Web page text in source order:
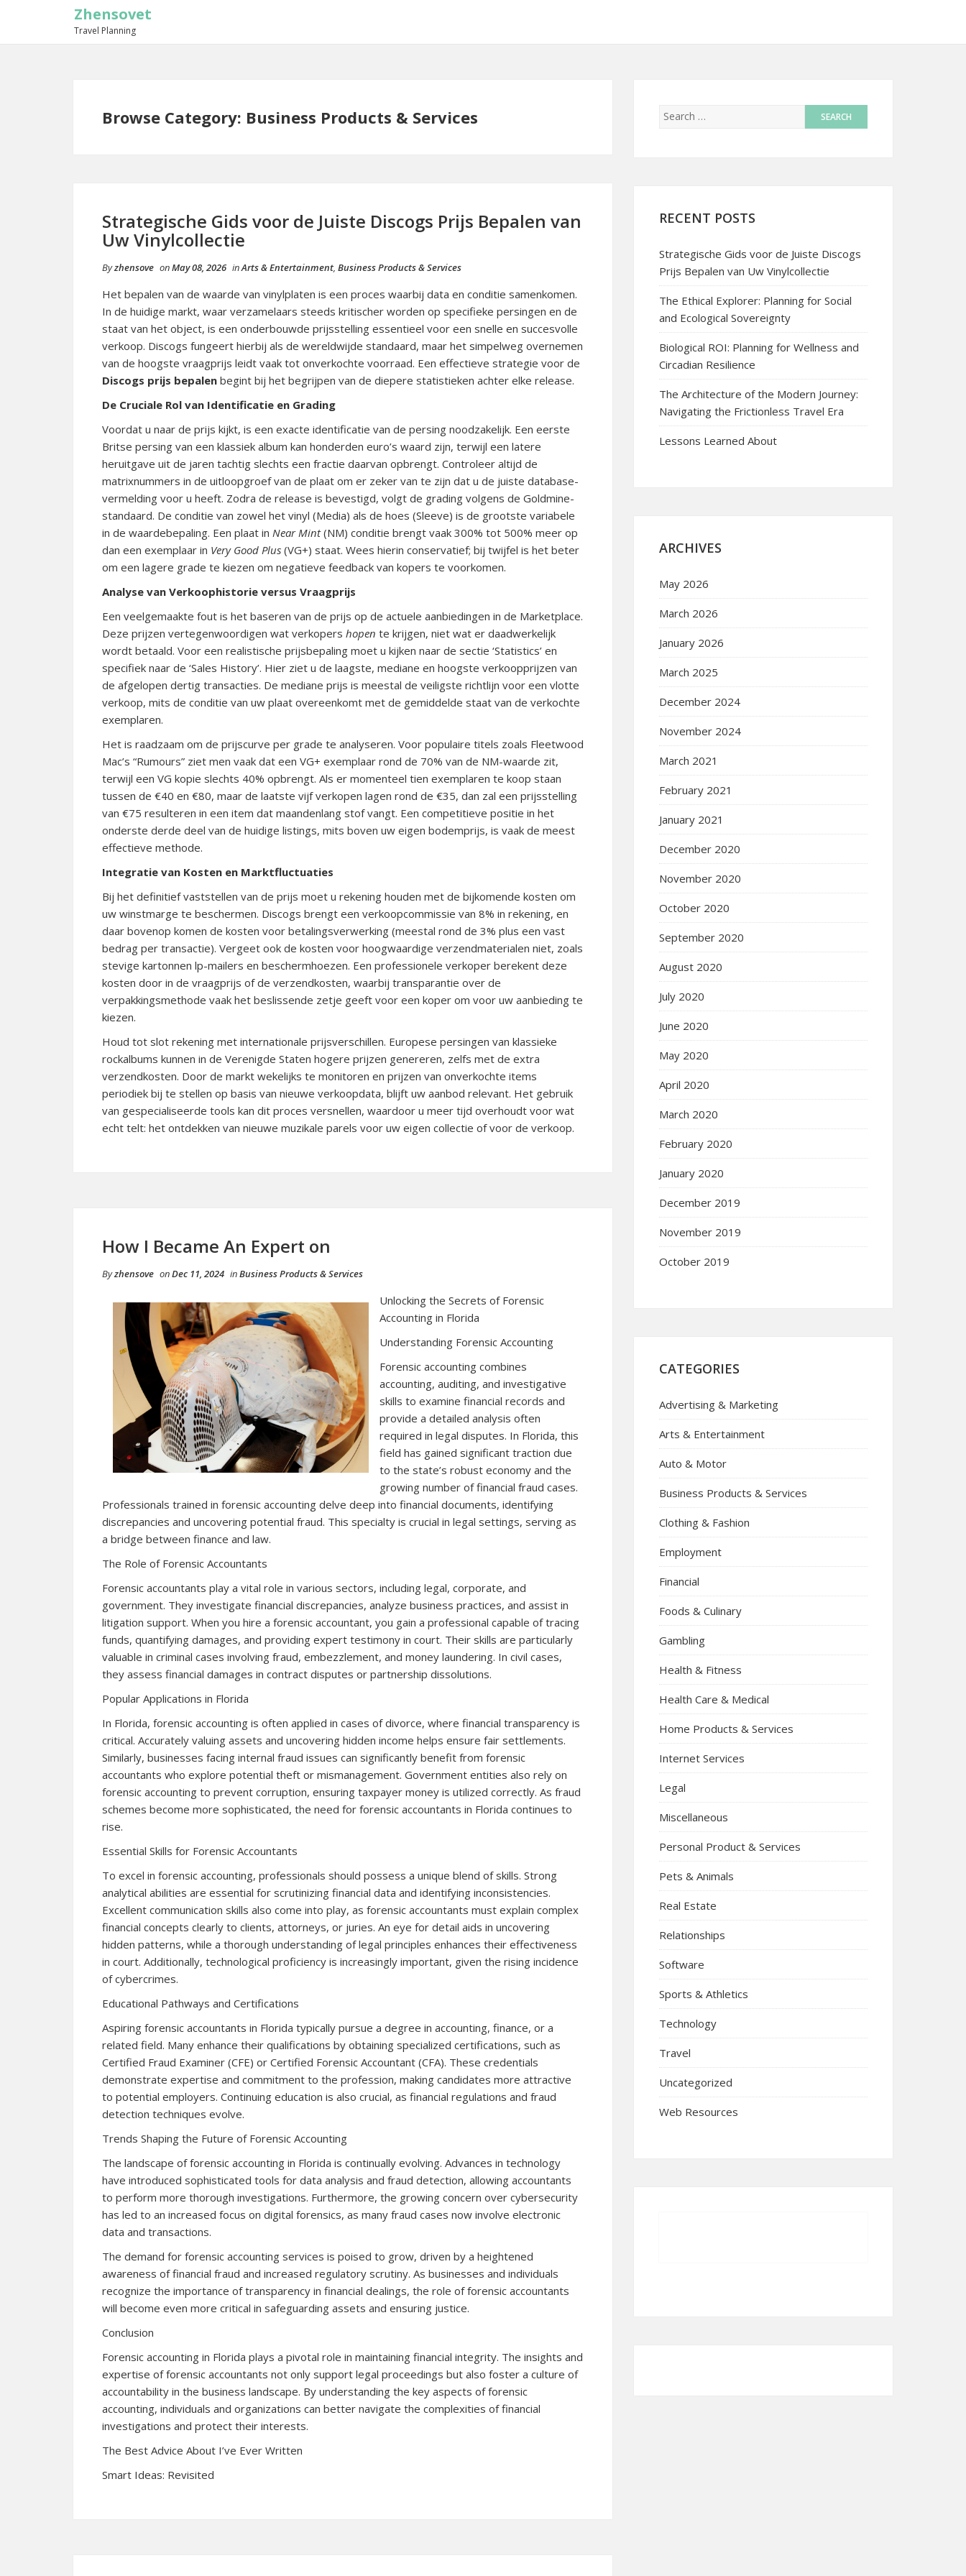
Zhensovet
Travel Planning
Browse Category: Business Products & Services
Strategische Gids voor de Juiste Discogs Prijs Bepalen van
Uw Vinylcollectie
Byzhensove onMay 08, 2026 inArts & Entertainment, Business Products & Services
Het bepalen van de waarde van vinylplaten is een proces waarbij data en conditie samenkomen.
In de huidige markt, waar verzamelaars steeds kritischer worden op specifieke persingen en de
staat van het object, is een onderbouwde prijsstelling essentieel voor een snelle en succesvolle
verkoop. Discogs fungeert hierbij als de wereldwijde standaard, maar het simpelweg overnemen
van de hoogste vraagprijs leidt vaak tot onverkochte voorraad. Een effectieve strategie voor de
Discogs prijs bepalen begint bij het begrijpen van de diepere statistieken achter elke release.
De Cruciale Rol van Identificatie en Grading
Voordat u naar de prijs kijkt, is een exacte identificatie van de persing noodzakelijk. Een eerste
Britse persing van een klassiek album kan honderden euro’s waard zijn, terwijl een latere
heruitgave uit de jaren tachtig slechts een fractie daarvan opbrengt. Controleer altijd de
matrixnummers in de uitloopgroef van de plaat om er zeker van te zijn dat u de juiste database-
vermelding voor u heeft. Zodra de release is bevestigd, volgt de grading volgens de Goldmine-
standaard. De conditie van zowel het vinyl (Media) als de hoes (Sleeve) is de grootste variabele
in de waardebepaling. Een plaat in Near Mint(NM) conditie brengt vaak 300% tot 500% meer op
dan een exemplaar in Very Good Plus (VG+) staat. Wees hierin conservatief; bij twijfel is het beter
om een lagere grade te kiezen om negatieve feedback van kopers te voorkomen.
Analyse van Verkoophistorie versus Vraagprijs
Een veelgemaakte fout is het baseren van de prijs op de actuele aanbiedingen in de Marketplace.
Deze prijzen vertegenwoordigen wat verkopers hopen te krijgen, niet wat er daadwerkelijk
wordt betaald. Voor een realistische prijsbepaling moet u kijken naar de sectie ‘Statistics’ en
specifiek naar de ‘Sales History’. Hier ziet u de laagste, mediane en hoogste verkoopprijzen van
de afgelopen dertig transacties. De mediane prijs is meestal de veiligste richtlijn voor een vlotte
verkoop, mits de conditie van uw plaat overeenkomt met de gemiddelde staat van de verkochte
exemplaren.
Het is raadzaam om de prijscurve per grade te analyseren. Voor populaire titels zoals Fleetwood
Mac’s “Rumours” ziet men vaak dat een VG+ exemplaar rond de 70% van de NM-waarde zit,
terwijl een VG kopie slechts 40% opbrengt. Als er momenteel tien exemplaren te koop staan
tussen de €40 en €80, maar de laatste vijf verkopen lagen rond de €35, dan zal een prijsstelling
van €75 resulteren in een item dat maandenlang stof vangt. Een competitieve positie in het
onderste derde deel van de huidige listings, mits boven uw eigen bodemprijs, is vaak de meest
effectieve methode.
Integratie van Kosten en Marktfluctuaties
Bij het definitief vaststellen van de prijs moet u rekening houden met de bijkomende kosten om
uw winstmarge te beschermen. Discogs brengt een verkoopcommissie van 8% in rekening, en
daar bovenop komen de kosten voor betalingsverwerking (meestal rond de 3% plus een vast
bedrag per transactie). Vergeet ook de kosten voor hoogwaardige verzendmaterialen niet, zoals
stevige kartonnen lp-mailers en beschermhoezen. Een professionele verkoper berekent deze
kosten door in de vraagprijs of de verzendkosten, waarbij transparantie over de
verpakkingsmethode vaak het beslissende zetje geeft voor een koper om voor uw aanbieding te
kiezen.
Houd tot slot rekening met internationale prijsverschillen. Europese persingen van klassieke
rockalbums kunnen in de Verenigde Staten hogere prijzen genereren, zelfs met de extra
verzendkosten. Door de markt wekelijks te monitoren en prijzen van onverkochte items
periodiek bij te stellen op basis van nieuwe verkoopdata, blijft uw aanbod relevant. Het gebruik
van gespecialiseerde tools kan dit proces versnellen, waardoor u meer tijd overhoudt voor wat
echt telt: het ontdekken van nieuwe muzikale parels voor uw eigen collectie of voor de verkoop.
How I Became An Expert on
Byzhensove onDec 11, 2024 inBusiness Products & Services
Unlocking the Secrets of Forensic
Accounting in Florida
Understanding Forensic Accounting
Forensic accounting combines
accounting, auditing, and investigative
skills to examine financial records and
provide a detailed analysis often
required in legal disputes. In Florida, this
field has gained significant traction due
to the state’s robust economy and the
growing number of financial fraud cases.
Professionals trained in forensic accounting delve deep into financial documents, identifying
discrepancies and uncovering potential fraud. This specialty is crucial in legal settings, serving as
a bridge between finance and law.
The Role of Forensic Accountants
Forensic accountants play a vital role in various sectors, including legal, corporate, and
government. They investigate financial discrepancies, analyze business practices, and assist in
litigation support. When you hire a forensic accountant, you gain a professional capable of tracing
funds, quantifying damages, and providing expert testimony in court. Their skills are particularly
valuable in criminal cases involving fraud, embezzlement, and money laundering. In civil cases,
they assess financial damages in contract disputes or partnership dissolutions.
Popular Applications in Florida
In Florida, forensic accounting is often applied in cases of divorce, where financial transparency is
critical. Accurately valuing assets and uncovering hidden income helps ensure fair settlements.
Similarly, businesses facing internal fraud issues can significantly benefit from forensic
accountants who explore potential theft or mismanagement. Government entities also rely on
forensic accounting to prevent corruption, ensuring taxpayer money is utilized correctly. As fraud
schemes become more sophisticated, the need for forensic accountants in Florida continues to
rise.
Essential Skills for Forensic Accountants
To excel in forensic accounting, professionals should possess a unique blend of skills. Strong
analytical abilities are essential for scrutinizing financial data and identifying inconsistencies.
Excellent communication skills also come into play, as forensic accountants must explain complex
financial concepts clearly to clients, attorneys, or juries. An eye for detail aids in uncovering
hidden patterns, while a thorough understanding of legal principles enhances their effectiveness
in court. Additionally, technological proficiency is increasingly important, given the rising incidence
of cybercrimes.
Educational Pathways and Certifications
Aspiring forensic accountants in Florida typically pursue a degree in accounting, finance, or a
related field. Many enhance their qualifications by obtaining specialized certifications, such as
Certified Fraud Examiner (CFE) or Certified Forensic Accountant (CFA). These credentials
demonstrate expertise and commitment to the profession, making candidates more attractive
to potential employers. Continuing education is also crucial, as financial regulations and fraud
detection techniques evolve.
Trends Shaping the Future of Forensic Accounting
The landscape of forensic accounting in Florida is continually evolving. Advances in technology
have introduced sophisticated tools for data analysis and fraud detection, allowing accountants
to perform more thorough investigations. Furthermore, the growing concern over cybersecurity
has led to an increased focus on digital forensics, as many fraud cases now involve electronic
data and transactions.
The demand for forensic accounting services is poised to grow, driven by a heightened
awareness of financial fraud and increased regulatory scrutiny. As businesses and individuals
recognize the importance of transparency in financial dealings, the role of forensic accountants
will become even more critical in safeguarding assets and ensuring justice.
Conclusion
Forensic accounting in Florida plays a pivotal role in maintaining financial integrity. The insights and
expertise of forensic accountants not only support legal proceedings but also foster a culture of
accountability in the business landscape. By understanding the key aspects of forensic
accounting, individuals and organizations can better navigate the complexities of financial
investigations and protect their interests.
The Best Advice About I’ve Ever Written
Smart Ideas: Revisited
RECENT POSTS
Strategische Gids voor de Juiste Discogs
Prijs Bepalen van Uw Vinylcollectie
The Ethical Explorer: Planning for Social
and Ecological Sovereignty
Biological ROI: Planning for Wellness and
Circadian Resilience
The Architecture of the Modern Journey:
Navigating the Frictionless Travel Era
Lessons Learned About
ARCHIVES
May 2026
March 2026
January 2026
March 2025
December 2024
November 2024
March 2021
February 2021
January 2021
December 2020
November 2020
October 2020
September 2020
August 2020
July 2020
June 2020
May 2020
April 2020
March 2020
February 2020
January 2020
December 2019
November 2019
October 2019
CATEGORIES
Advertising & Marketing
Arts & Entertainment
Auto & Motor
Business Products & Services
Clothing & Fashion
Employment
Financial
Foods & Culinary
Gambling
Health & Fitness
Health Care & Medical
Home Products & Services
Internet Services
Legal
Miscellaneous
Personal Product & Services
Pets & Animals
Real Estate
Relationships
Software
Sports & Athletics
Technology
Travel
Uncategorized
Web Resources